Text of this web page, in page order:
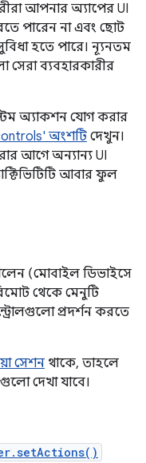
আপনার অ্যাপের UI
পারেন না এবং ছোট
হতে পারে। ন্যূনতম
সেরা ব্যবহারকারীর
অ্যাকশন যোগ করার
অংশটিদেখুন।
আগে অন্যান্য UI
আবার ফুল
(মোবাইল ডিভাইসে
থেকে মেনুটি
প্রদর্শন করতে
সেশন থাকে, তাহলে
দেখা যাবে।